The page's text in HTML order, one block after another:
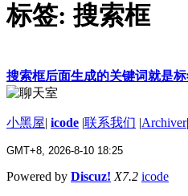
标签: 搜索框
搜索框后面生成的关键词就是
小黑屋| icode |联系我们 |Archiver|
GMT+8, 2026-8-10 18:25
Powered by Discuz! X7.2 icode